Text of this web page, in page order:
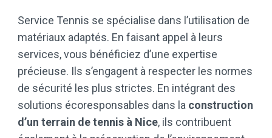
Service Tennis se spécialise dans l’utilisation de
matériaux adaptés. En faisant appel à leurs
services, vous bénéficiez d’une expertise
précieuse. Ils s’engagent à respecter les normes
de sécurité les plus strictes. En intégrant des
solutions écoresponsables dans la construction
d’un terrain de tennis à Nice, ils contribuent